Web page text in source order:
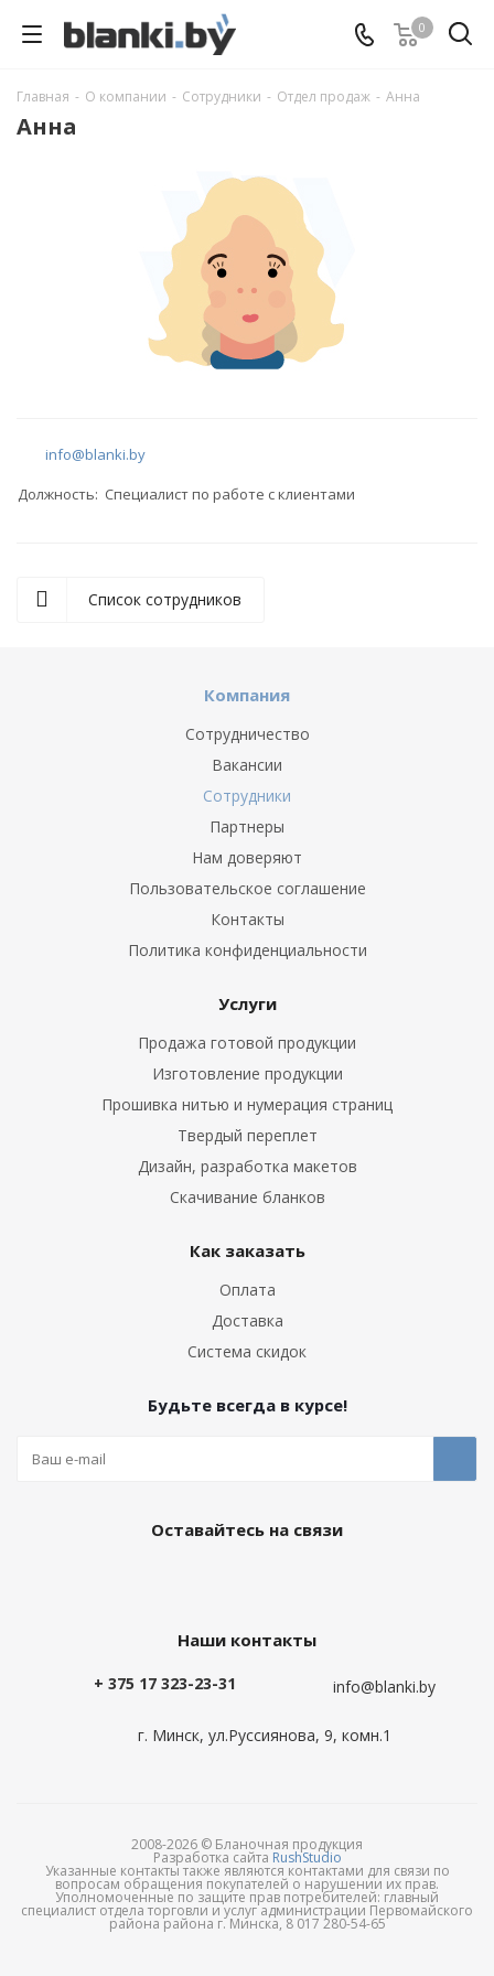
0
Главная - О компании - Сотрудники - Отдел продаж - Анна
Анна
info@blanki.by
Должность: Специалист по работе с клиентами
Список сотрудников
Компания
Сотрудничество
Вакансии
Сотрудники
Партнеры
Нам доверяют
Пользовательское соглашение
Контакты
Политика конфиденциальности
Услуги
Продажа готовой продукции
Изготовление продукции
Прошивка нитью и нумерация страниц
Твердый переплет
Дизайн, разработка макетов
Скачивание бланков
Как заказать
Оплата
Доставка
Система скидок
Будьте всегда в курсе!
Оставайтесь на связи
Наши контакты
+ 375 17 323-23-31 info@blanki.by
г. Минск, ул.Руссиянова, 9, комн.1
2008-2026 © Бланочная продукция
Разработка сайта RushStudio
Указанные контакты также являются контактами для связи по
вопросам обращения покупателей о нарушении их прав.
Уполномоченные по защите прав потребителей: главный
специалист отдела торговли и услуг администрации Первомайского
района района г. Минска, 8 017 280-54-65